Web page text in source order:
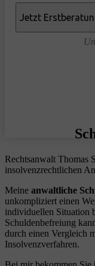
Rechtsanwalt Thomas
insolvenzrechtlichen
Meine anwaltliche
unkompliziert einen
individuellen Situation
Schuldenbefreiung
durch einen Vergleich
Insolvenzverfahren.